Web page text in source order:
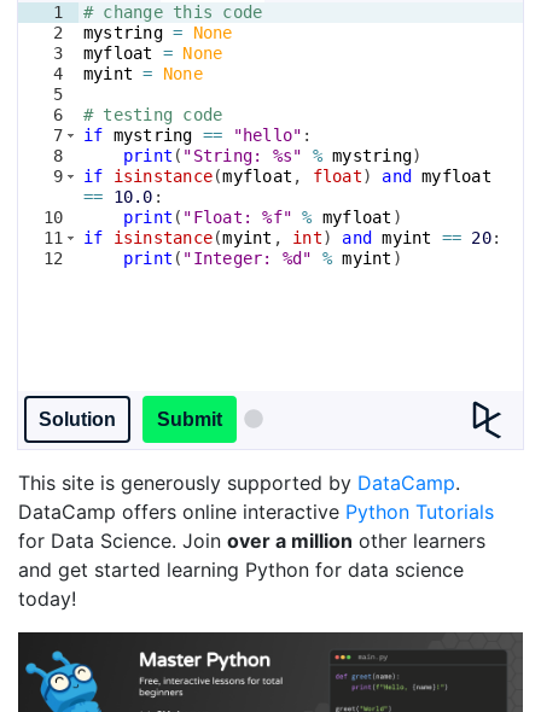
1
2
3
4
5
6
7
8
9
10
11
12
# change this code
mystring =
None
myfloat
= None
myint = None
# testing code
if mystring == "hello" :
print ( "String: %s" % mystring)
if
isinstance(myfloat , float) and
myfloat
==
10.0 :
print ( "Float: %f" % myfloat )
if
isinstance(myint , int) and myint == 20:
print ( "Integer: %d" % myint )
Solution Submit
This site is generously supported by DataCamp.
DataCamp offers online interactive Python Tutorials
for Data Science. Join over a million other learners
and get started learning Python for data science
today!